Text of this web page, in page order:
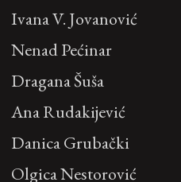
Ivana V. Jovanović
Nenad Pećinar
Dragana Šuša
Ana Rudakijević
Danica Grubački
Olgica Nestorović